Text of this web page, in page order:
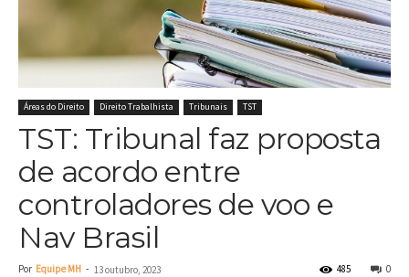
Áreas do Direito Direito Trabalhista Tribunais TST
TST: Tribunal faz proposta
de acordo entre
controladores de voo e
Nav Brasil
Por Equipe MH - 13 outubro, 2023 0
485